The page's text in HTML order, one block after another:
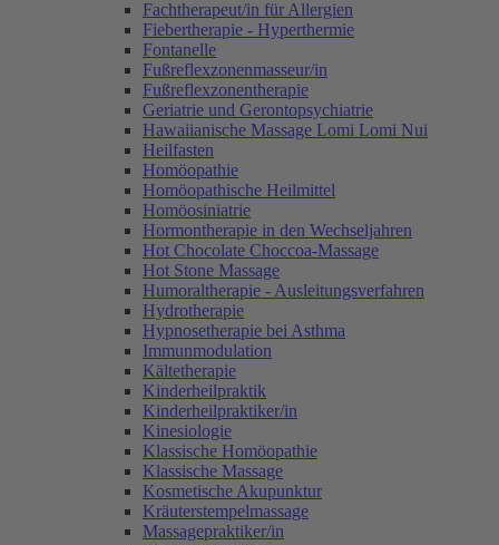
Fachtherapeut/in für Allergien
Fiebertherapie - Hyperthermie
Fontanelle
Fußreflexzonenmasseur/in
Fußreflexzonentherapie
Geriatrie und Gerontopsychiatrie
Hawaiianische Massage Lomi Lomi Nui
Heilfasten
Homöopathie
Homöopathische Heilmittel
Homöosiniatrie
Hormontherapie in den Wechseljahren
Hot Chocolate Choccoa-Massage
Hot Stone Massage
Humoraltherapie - Ausleitungsverfahren
Hydrotherapie
Hypnosetherapie bei Asthma
Immunmodulation
Kältetherapie
Kinderheilpraktik
Kinderheilpraktiker/in
Kinesiologie
Klassische Homöopathie
Klassische Massage
Kosmetische Akupunktur
Kräuterstempelmassage
Massagepraktiker/in